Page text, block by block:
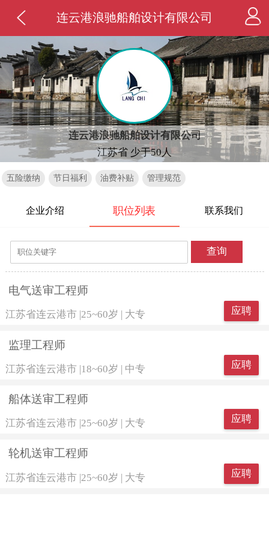
连云港浪驰船舶设计有限公司
连云港浪驰船舶设计有限公司
江苏省 少于50人
五险缴纳 节日福利 油费补贴 管理规范
企业介绍 职位列表 联系我们
查询
电气送审工程师
江苏省连云港市 25~60岁 大专 应聘
监理工程师
江苏省连云港市 |18~60岁 | 中专 应聘
船体送审工程师
江苏省连云港市 25~60岁 大专 应聘
轮机送审工程师
江苏省连云港市 |25~60岁 | 大专 应聘